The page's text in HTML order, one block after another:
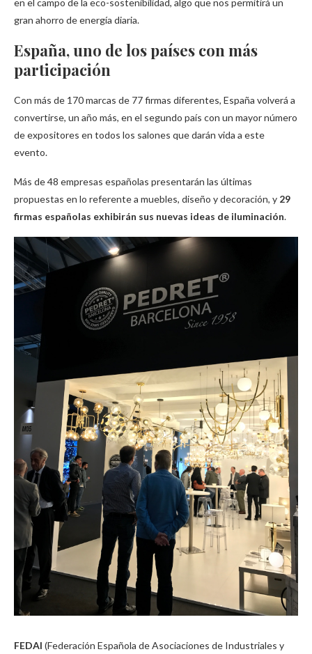
en el campo de la eco-sostenibilidad, algo que nos permitirá un
gran ahorro de energía diaria.
España, uno de los países con más
participación
Con más de 170 marcas de 77 firmas diferentes, España volverá a
convertirse, un año más, en el segundo país con un mayor número
de expositores en todos los salones que darán vida a este
evento.
Más de 48 empresas españolas presentarán las últimas
propuestas en lo referente a muebles, diseño y decoración, y 29
firmas españolas exhibirán sus nuevas ideas de iluminación.
FEDAI (Federación Española de Asociaciones de Industriales y